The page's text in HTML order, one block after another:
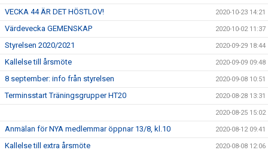
VECKA 44 ÄR DET HÖSTLOV! 2020-10-23 14:21
Värdevecka GEMENSKAP 2020-10-02 11:37
Styrelsen 2020/2021 2020-09-29 18:44
Kallelse till årsmöte 2020-09-09 09:48
8 september: info från styrelsen 2020-09-08 10:51
Terminsstart Träningsgrupper HT20 2020-08-28 13:31
2020-08-25 15:02
Anmälan för NYA medlemmar öppnar 13/8, kl.10 2020-08-12 09:41
Kallelse till extra årsmöte 2020-08-08 12:06